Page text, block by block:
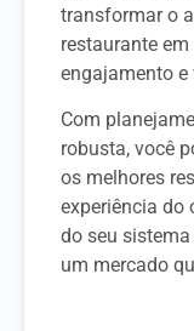
transformar o
restaurante
engajamento e
Com
robusta, você
os melhores
experiência do
do seu
um mercado